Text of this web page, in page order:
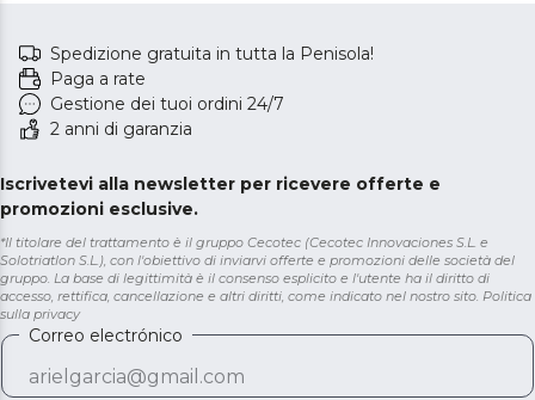
Spedizione gratuita in tutta la Penisola!
Paga a rate
Gestione dei tuoi ordini 24/7
2 anni di garanzia
Iscrivetevi alla newsletter per ricevere offerte e
promozioni esclusive.
*Il titolare del trattamento è il gruppo Cecotec (Cecotec Innovaciones S.L. e
Solotriatlon S.L.), con l'obiettivo di inviarvi offerte e promozioni delle società del
gruppo. La base di legittimità è il consenso esplicito e l'utente ha il diritto di
accesso, rettifica, cancellazione e altri diritti, come indicato nel nostro sito. Politica
sulla privacy
Correo electrónico